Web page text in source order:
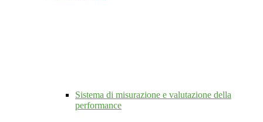
Sistema di misurazione e valutazione della
performance